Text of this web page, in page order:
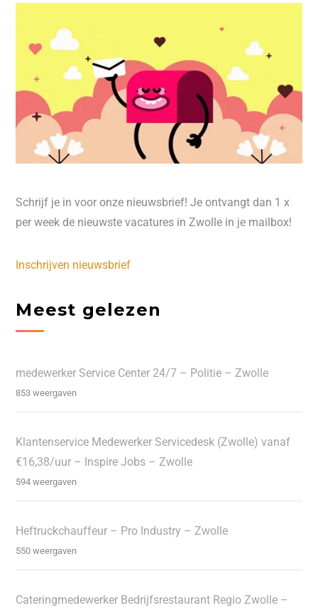
Schrijf je in voor onze nieuwsbrief! Je ontvangt dan 1 x
per week de nieuwste vacatures in Zwolle in je mailbox!
Inschrijven nieuwsbrief
Meest gelezen
medewerker Service Center 24/7 – Politie – Zwolle
853 weergaven
Klantenservice Medewerker Servicedesk (Zwolle) vanaf
€16,38/uur – Inspire Jobs – Zwolle
594 weergaven
Heftruckchauffeur – Pro Industry – Zwolle
550 weergaven
Cateringmedewerker Bedrijfsrestaurant Regio Zwolle –